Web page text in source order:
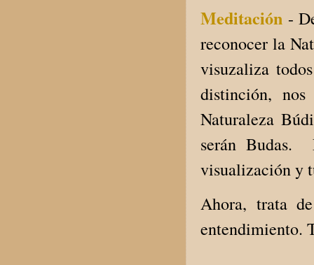
Meditación -
reconocer la
visuzaliza
distinción,
Naturaleza
serán Budas.
visualización y
Ahora, trata
entendimiento.